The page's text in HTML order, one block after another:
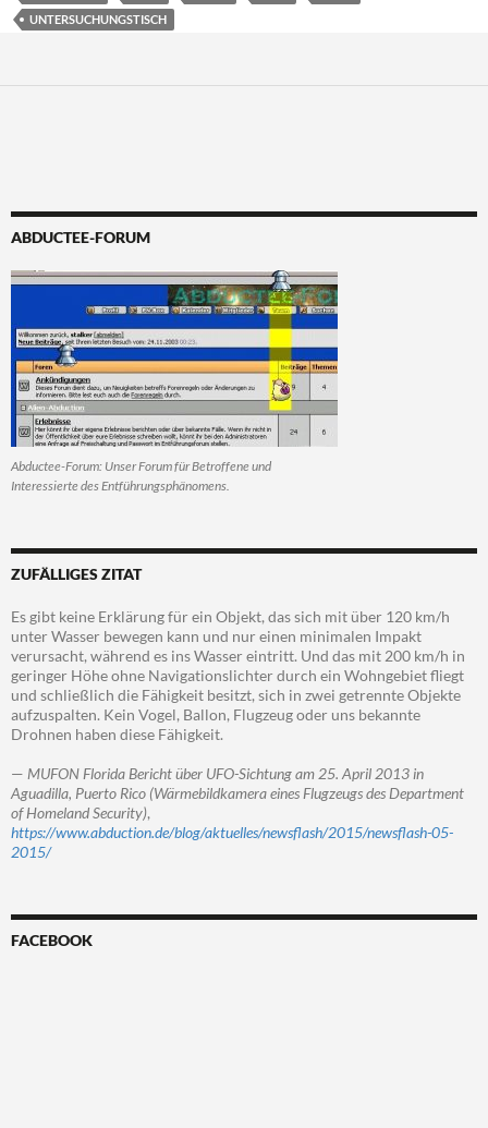
UNTERSUCHUNGSTISCH
ABDUCTEE-FORUM
Abductee-Forum: Unser Forum für Betroffene und
Interessierte des Entführungsphänomens.
ZUFÄLLIGES ZITAT
Es gibt keine Erklärung für ein Objekt, das sich mit über 120 km/h
unter Wasser bewegen kann und nur einen minimalen Impakt
verursacht, während es ins Wasser eintritt. Und das mit 200 km/h in
geringer Höhe ohne Navigationslichter durch ein Wohngebiet fliegt
und schließlich die Fähigkeit besitzt, sich in zwei getrennte Objekte
aufzuspalten. Kein Vogel, Ballon, Flugzeug oder uns bekannte
Drohnen haben diese Fähigkeit.
— MUFON Florida Bericht über UFO-Sichtung am 25. April 2013 in
Aguadilla, Puerto Rico (Wärmebildkamera eines Flugzeugs des Department
of Homeland Security),
https://www.abduction.de/blog/aktuelles/newsflash/2015/newsflash-05-
2015/
FACEBOOK